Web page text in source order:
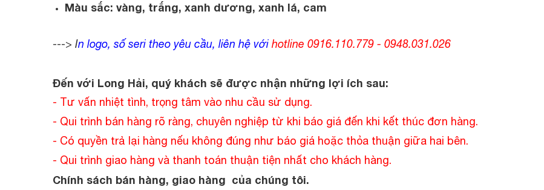
Màu sắc: vàng, trắng, xanh dương, xanh lá, cam
---> In logo, số seri theo yêu cầu, liên hệ với hotline 0916.110.779 - 0948.031.026
Đến với Long Hải, quý khách sẽ được nhận những lợi ích sau:
- Tư vấn nhiệt tình, trọng tâm vào nhu cầu sử dụng.
- Qui trình bán hàng rõ ràng, chuyên nghiệp từ khi báo giá đến khi kết thúc đơn hàng.
- Có quyền trả lại hàng nếu không đúng như báo giá hoặc thỏa thuận giữa hai bên.
- Qui trình giao hàng và thanh toán thuận tiện nhất cho khách hàng.
Chính sách bán hàng, giao hàng của chúng tôi.